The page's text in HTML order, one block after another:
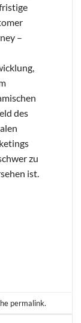
–
des
zu
ist.
permalink.